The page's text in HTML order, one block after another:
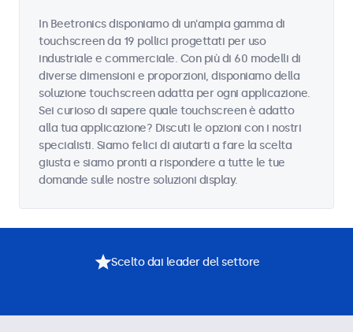
In Beetronics disponiamo di un'ampia gamma di
touchscreen da 19 pollici progettati per uso
industriale e commerciale. Con più di 60 modelli di
diverse dimensioni e proporzioni, disponiamo della
soluzione touchscreen adatta per ogni applicazione.
Sei curioso di sapere quale touchscreen è adatto
alla tua applicazione? Discuti le opzioni con i nostri
specialisti. Siamo felici di aiutarti a fare la scelta
giusta e siamo pronti a rispondere a tutte le tue
domande sulle nostre soluzioni display.
Scelto dai leader del settore